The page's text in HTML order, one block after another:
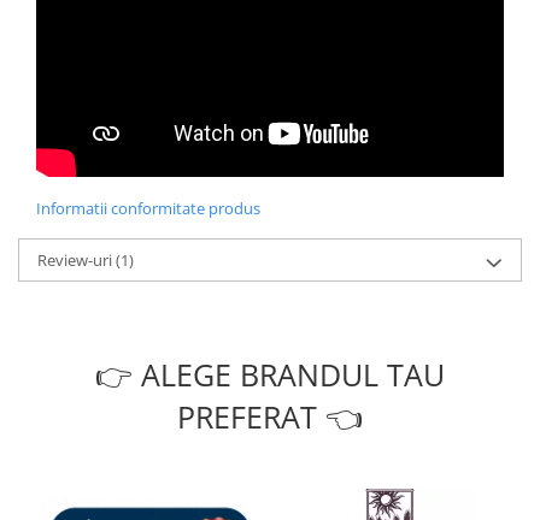
Informatii conformitate produs
Review-uri(1)
👉 ALEGE BRANDUL TAU
PREFERAT 👈